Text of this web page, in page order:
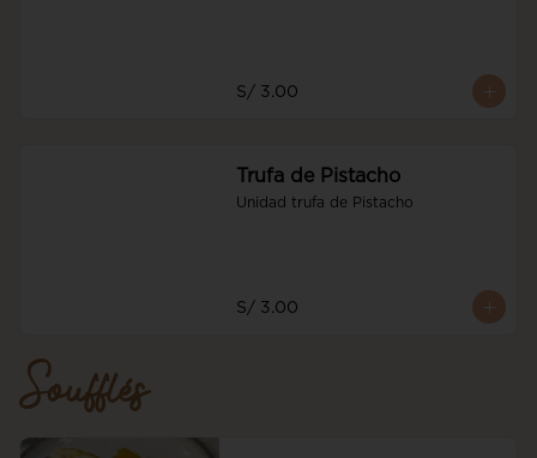
S/ 3.00
Trufa de Pistacho
Unidad trufa de Pistacho
S/ 3.00
Soufflés